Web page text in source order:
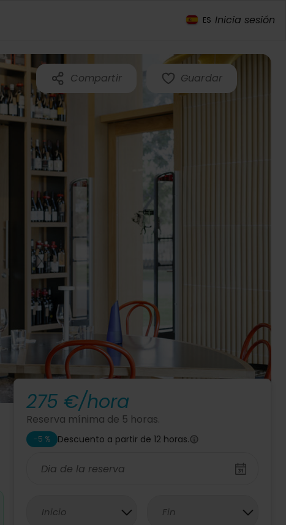
ES Inicia sesión
Compartir Guardar
275 €/hora
Reserva mínima de 5 horas.
-5 % Descuento a partir de 12 horas.
Inicio Fin